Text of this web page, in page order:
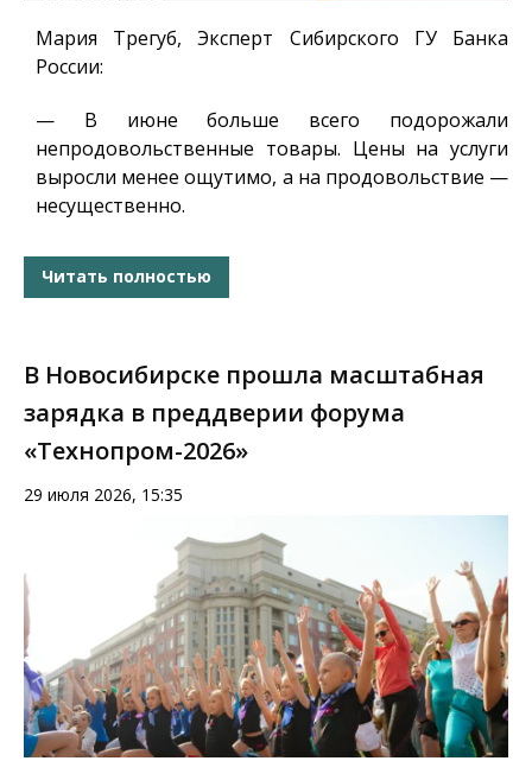
Мария Трегуб, Эксперт Сибирского ГУ Банка
России:
— В июне больше всего подорожали
непродовольственные товары. Цены на услуги
выросли менее ощутимо, а на продовольствие —
несущественно.
Читать полностью
В Новосибирске прошла масштабная
зарядка в преддверии форума
«Технопром-2026»
29 июля 2026, 15:35